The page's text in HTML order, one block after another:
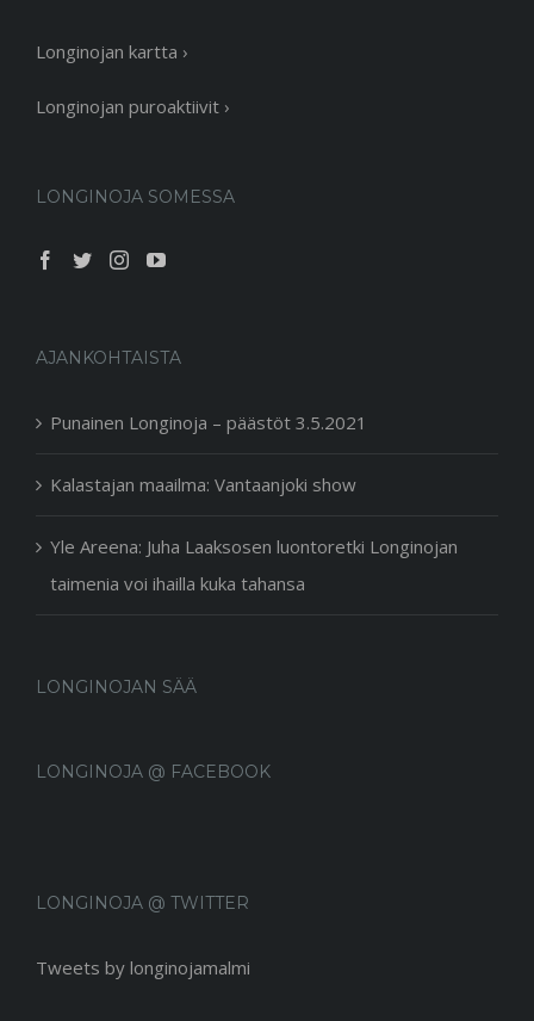
Longinojan kartta ›
Longinojan puroaktiivit ›
LONGINOJA SOMESSA
AJANKOHTAISTA
Punainen Longinoja – päästöt 3.5.2021
Kalastajan maailma: Vantaanjoki show
Yle Areena: Juha Laaksosen luontoretki Longinojan
taimenia voi ihailla kuka tahansa
LONGINOJAN SÄÄ
LONGINOJA @ FACEBOOK
LONGINOJA @ TWITTER
Tweets by longinojamalmi